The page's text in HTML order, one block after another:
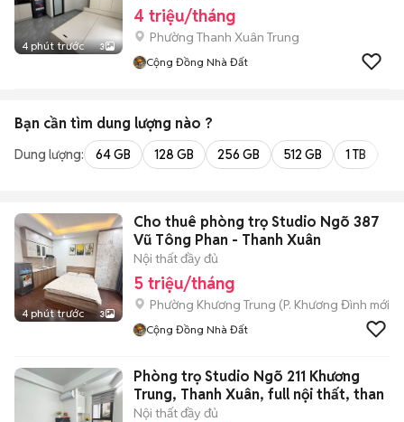
4 phút trước 3
4 triệu/tháng
Phường Thanh Xuân Trung
Cộng Đồng Nhà Đất
Bạn cần tìm dung lượng nào ?
Dung lượng: 64 GB 128 GB 256 GB 512 GB 1 TB
4 phút trước 3
Cho thuê phòng trọ Studio Ngõ 387
Vũ Tông Phan - Thanh Xuân
Nội thất đầy đủ
5 triệu/tháng
Phường Khương Trung (P. Khương Đình mới)
Cộng Đồng Nhà Đất
Phòng trọ Studio Ngõ 211 Khương
Trung, Thanh Xuân, full nội thất, than
Nội thất đầy đủ